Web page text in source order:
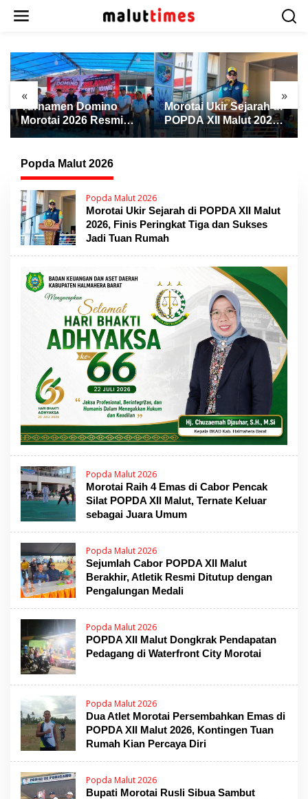
« »
Turnamen Domino
Morotai 2026 Resmi
Dibuka, Wabup Rio:
Persaudaraan dan
Promosi Daerah
Morotai Ukir Sejarah di
POPDA XII Malut 2026,
Finis Peringkat Tiga
Popda Malut 2026
Popda Malut 2026
Morotai Ukir Sejarah di POPDA XII Malut
2026, Finis Peringkat Tiga dan Sukses
Jadi Tuan Rumah
Popda Malut 2026
Morotai Raih 4 Emas di Cabor Pencak
Silat POPDA XII Malut, Ternate Keluar
sebagai Juara Umum
Popda Malut 2026
Sejumlah Cabor POPDA XII Malut
Berakhir, Atletik Resmi Ditutup dengan
Pengalungan Medali
Popda Malut 2026
POPDA XII Malut Dongkrak Pendapatan
Pedagang di Waterfront City Morotai
Popda Malut 2026
Dua Atlet Morotai Persembahkan Emas di
POPDA XII Malut 2026, Kontingen Tuan
Rumah Kian Percaya Diri
Popda Malut 2026
Bupati Morotai Rusli Sibua Sambut